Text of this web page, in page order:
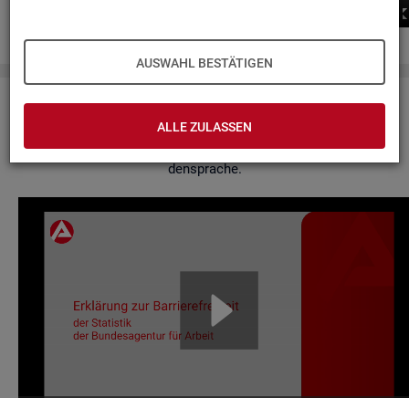
AUSWAHL BESTÄTIGEN
ALLE ZULASSEN
Er­klä­rung zur Bar­rie­re­frei­heit
Hier fin­den Sie un­se­re Er­klä­rung zur Bar­rie­re­frei­heit in Ge­bär­
den­spra­che.